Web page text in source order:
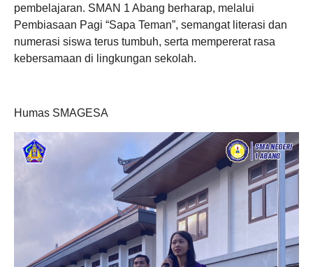
pembelajaran. SMAN 1 Abang berharap, melalui
Pembiasaan Pagi “Sapa Teman”, semangat literasi dan
numerasi siswa terus tumbuh, serta mempererat rasa
kebersamaan di lingkungan sekolah.
Humas SMAGESA